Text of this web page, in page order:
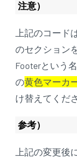
注意）
上記のコード
のセクション
Footerという
の黄色マーカ
け替えてくだ
参考）
上記の変更後